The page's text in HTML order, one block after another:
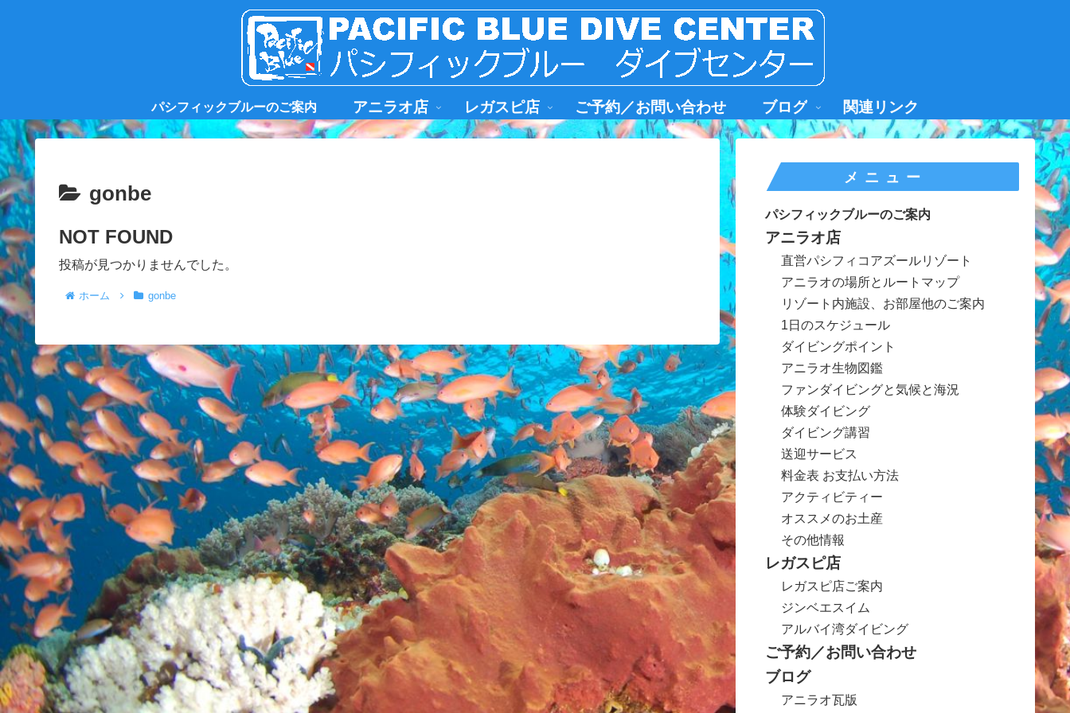
パシフィックブルーのご案内 アニラオ店 レガスピ店 ご予約／お問い合わせ ブログ 関連リンク
gonbe
NOT FOUND
投稿が見つかりませんでした。
ホーム gonbe
メニュー
パシフィックブルーのご案内
アニラオ店
直営パシフィコアズールリゾート
アニラオの場所とルートマップ
リゾート内施設、お部屋他のご案内
1日のスケジュール
ダイビングポイント
アニラオ生物図鑑
ファンダイビングと気候と海況
体験ダイビング
ダイビング講習
送迎サービス
料金表 お支払い方法
アクティビティー
オススメのお土産
その他情報
レガスピ店
レガスピ店ご案内
ジンベエスイム
アルバイ湾ダイビング
ご予約／お問い合わせ
ブログ
アニラオ瓦版